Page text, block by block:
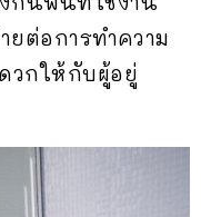
ต่อการทำความ
วกให้กับผู้อยู่